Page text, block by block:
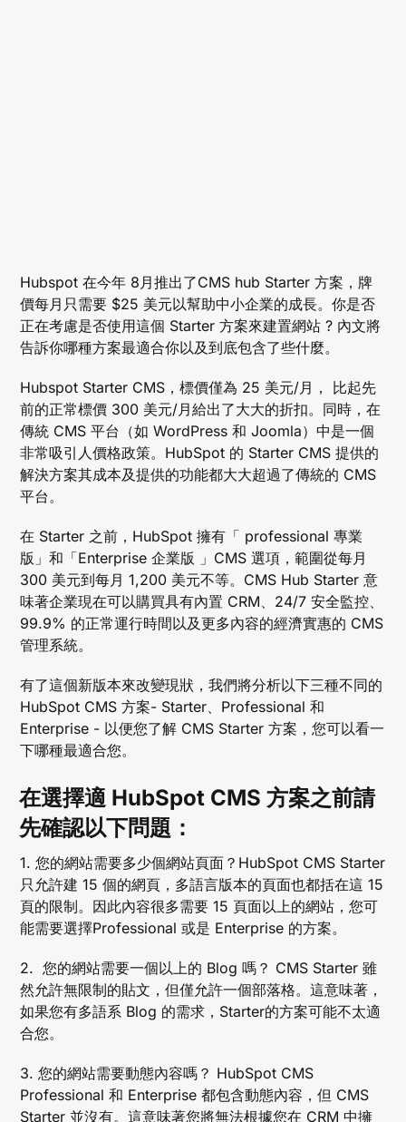
Hubspot 在今年 8月推出了CMS hub Starter 方案，牌
價每月只需要 $25 美元以幫助中小企業的成長。你是否
正在考慮是否使用這個 Starter 方案來建置網站 ? 內文將
告訴你哪種方案最適合你以及到底包含了些什麼。
Hubspot Starter CMS，標價僅為 25 美元/月， 比起先
前的正常標價 300 美元/月給出了大大的折扣。同時，在
傳統 CMS 平台（如 WordPress 和 Joomla）中是一個
非常吸引人價格政策。HubSpot 的 Starter CMS 提供的
解決方案其成本及提供的功能都大大超過了傳統的 CMS
平台。
在 Starter 之前，HubSpot 擁有「 professional 專業
版」和「Enterprise 企業版 」CMS 選項，範圍從每月
300 美元到每月 1,200 美元不等。CMS Hub Starter 意
味著企業現在可以購買具有內置 CRM、24/7 安全監控、
99.9% 的正常運行時間以及更多內容的經濟實惠的 CMS
管理系統。
有了這個新版本來改變現狀，我們將分析以下三種不同的
HubSpot CMS 方案- Starter、Professional 和
Enterprise - 以便您了解 CMS Starter 方案，您可以看一
下哪種最適合您。
在選擇適 HubSpot CMS 方案之前請
先確認以下問題：
1. 您的網站需要多少個網站頁面？HubSpot CMS Starter
只允許建 15 個的網頁，多語言版本的頁面也都括在這 15
頁的限制。因此內容很多需要 15 頁面以上的網站，您可
能需要選擇Professional 或是 Enterprise 的方案。
2. 您的網站需要一個以上的 Blog 嗎？ CMS Starter 雖
然允許無限制的貼文，但僅允許一個部落格。這意味著，
如果您有多語系 Blog 的需求，Starter的方案可能不太適
合您。
3. 您的網站需要動態內容嗎？ HubSpot CMS
Professional 和 Enterprise 都包含動態內容，但 CMS
Starter 並沒有。這意味著您將無法根據您在 CRM 中擁